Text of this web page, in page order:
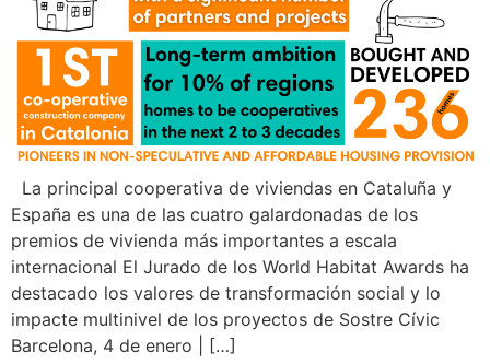
La principal cooperativa de viviendas en Cataluña y
España es una de las cuatro galardonadas de los
premios de vivienda más importantes a escala
internacional El Jurado de los World Habitat Awards ha
destacado los valores de transformación social y lo
impacte multinivel de los proyectos de Sostre Cívic
Barcelona, 4 de enero | […]